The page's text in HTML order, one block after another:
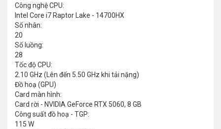
Công nghệ CPU:
Intel Core i7 Raptor Lake - 14700HX
Số nhân:
20
Số luồng:
28
Tốc độ CPU:
2.10 GHz (Lên đến 5.50 GHz khi tải nặng)
Đồ hoạ (GPU)
Card màn hình:
Card rời - NVIDIA GeForce RTX 5060, 8 GB
Công suất đồ hoạ - TGP:
115 W